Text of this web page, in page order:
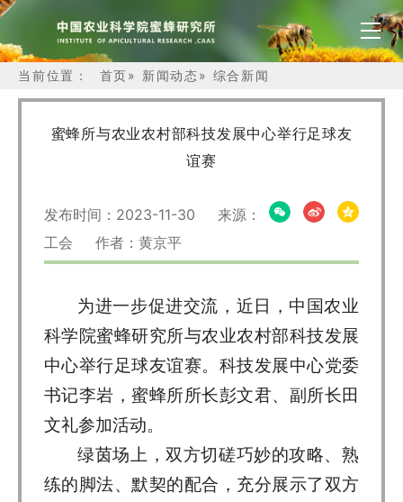
当前位置： 首页» 新闻动态» 综合新闻
蜜蜂所与农业农村部科技发展中心举行足球友
谊赛
发布时间：2023-11-30 来源：
工会 作者：黄京平
为进一步促进交流，近日，中国农业
科学院蜜蜂研究所与农业农村部科技发展
中心举行足球友谊赛。科技发展中心党委
书记李岩，蜜蜂所所长彭文君、副所长田
文礼参加活动。
绿茵场上，双方切磋巧妙的攻略、熟
练的脚法、默契的配合，充分展示了双方